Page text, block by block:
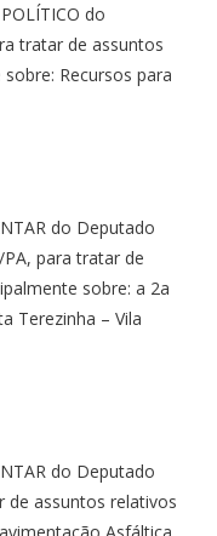
do
tratar de assuntos
Recursos para
do Deputado
para tratar de
sobre: a 2a
Terezinha – Vila
do Deputado
de assuntos relativos